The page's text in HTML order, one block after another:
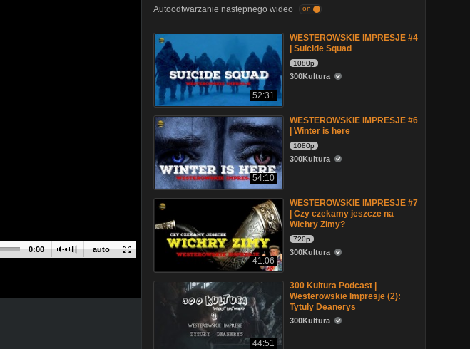
auto
0:00
Autoodtwarzanie następnego wideo on
52:31
WESTEROWSKIE IMPRESJE #4
| Suicide Squad
1080p
300Kultura
54:10
WESTEROWSKIE IMPRESJE #6
| Winter is here
1080p
300Kultura
41:06
WESTEROWSKIE IMPRESJE #7
| Czy czekamy jeszcze na
Wichry Zimy?
720p
300Kultura
44:51
300 Kultura Podcast |
Westerowskie Impresje (2):
Tytuły Deanerys
300Kultura